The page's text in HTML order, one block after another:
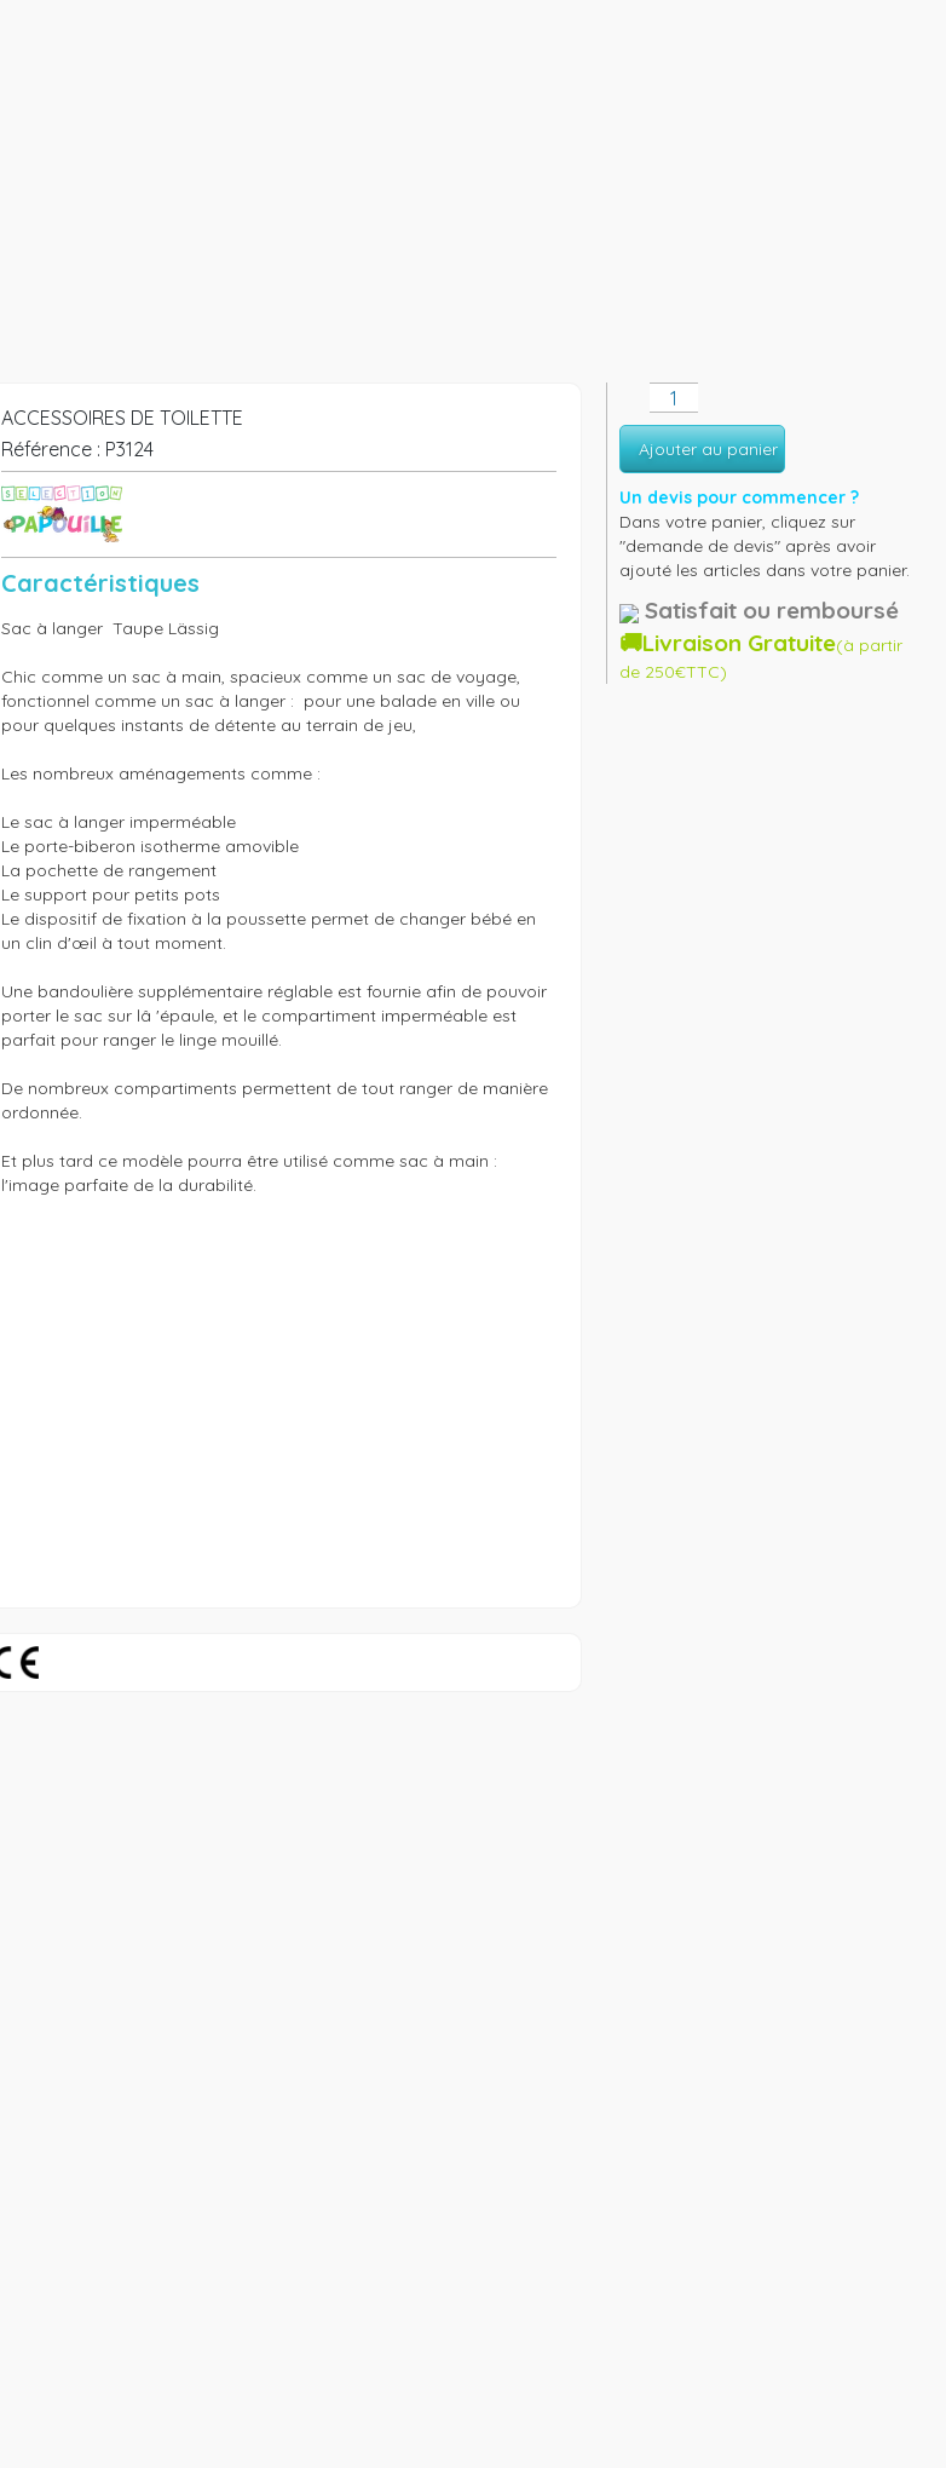
ACCESSOIRES DE TOILETTE
Référence : P3124
Caractéristiques
Sac à langer  Taupe Lässig
Chic comme un sac à main, spacieux comme un sac de voyage,
fonctionnel comme un sac à langer :  pour une balade en ville ou
pour quelques instants de détente au terrain de jeu,
Les nombreux aménagements comme :
Le sac à langer imperméable
Le porte-biberon isotherme amovible
La pochette de rangement
Le support pour petits pots
Le dispositif de fixation à la poussette permet de changer bébé en
un clin d'œil à tout moment.
Une bandoulière supplémentaire réglable est fournie afin de pouvoir
porter le sac sur lâ 'épaule, et le compartiment imperméable est
parfait pour ranger le linge mouillé.
De nombreux compartiments permettent de tout ranger de manière
ordonnée.
Et plus tard ce modèle pourra être utilisé comme sac à main :
l'image parfaite de la durabilité.
Ajouter au panier
Un devis pour commencer ?
Dans votre panier, cliquez sur
"demande de devis" après avoir
ajouté les articles dans votre panier.
Satisfait ou remboursé
🚚Livraison Gratuite(à partir
de 250€TTC)